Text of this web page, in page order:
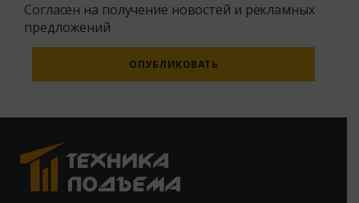
Согласен на получение новостей и рекламных
предложений